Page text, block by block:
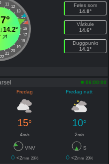
11
12
13
14
15
16
17
18
19
20
21
22
14.2°
Føles som
14.8°
Våtkule
14.6°
Duggpunkt
14.1°
06:00:00
Fredag Fredag natt
15° 10°
4m/s 2m/s
VNV
S
<2mm 20% <2mm 20%